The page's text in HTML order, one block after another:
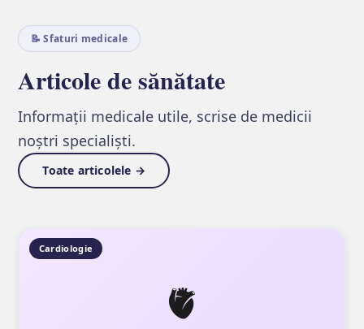
📝 Sfaturi medicale
Articole de sănătate
Informații medicale utile, scrise de medicii
noștri specialiști.
Toate articolele →
🫀
Cardiologie